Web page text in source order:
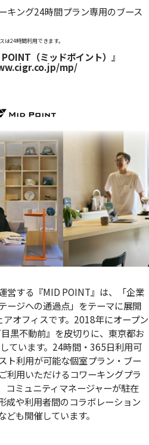
キング24時間プラン専用のブース
24時間利用できます。
（ミッドポイント）』
mp/
営する『MID POINT』は、「企業
ージへの通過点」をテーマに展開
オフィスです。2018年にオープン
黒不動前』を皮切りに、東京都お
ています。24時間・365日利用可
ト利用が可能な個室プラン・ブー
利用いただけるコワーキングプラ
コミュニティマネージャーが駐在
成や利用者間のコラボレーション
も開催しています。